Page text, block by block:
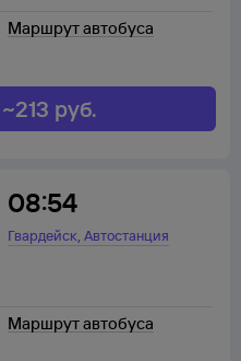
Маршрут автобуса
~213 руб.
08:54
Гвардейск,Автостанция
Маршрут автобуса